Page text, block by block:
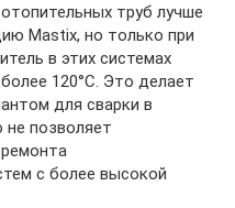
труб лучше
Mastix, но только при
в этих системах
120°С. Это делает
для сварки в
не позволяет
с более высокой